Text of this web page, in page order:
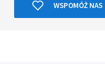
WSPOMÓŻ NAS